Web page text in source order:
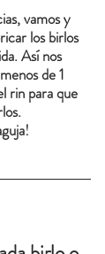
vamos y
los birlos
Así nos
de 1
rin para que